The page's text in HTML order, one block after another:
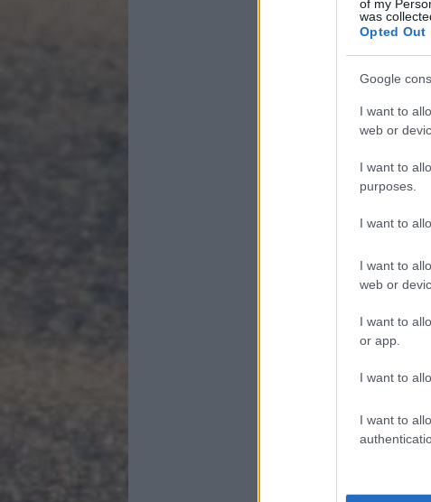
of my
was
Opted Out
Google
I want to
web or
I want to
purposes.
I want to
I want to
web or
I want to
or app.
I want to
I want to